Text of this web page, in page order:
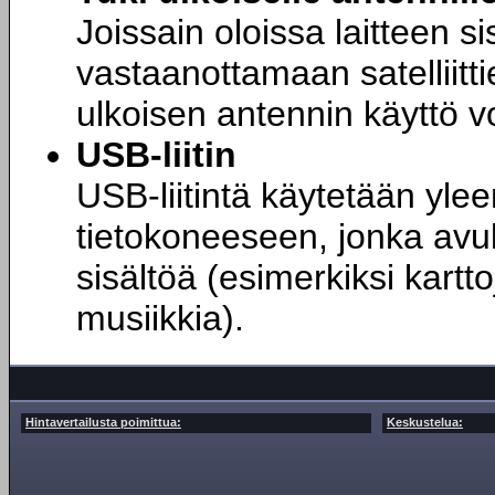
Joissain oloissa laitteen
vastaanottamaan
ulkoisen antennin käyttö
USB-liitin
USB-liitintä käytetään
tietokoneeseen, jonka
sisältöä (esimerkiksi
musiikkia).
Hintavertailusta poimittua: Keskustelua: